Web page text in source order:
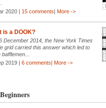
2020 | 15 comments| More ->
is a DOOK?
December 2014, the New York Times
grid carried this answer which led to
2019 | 6 comments| More ->